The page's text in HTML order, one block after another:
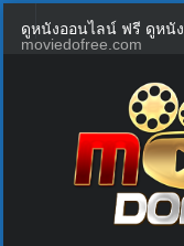
ดูหนังออนไลน์ ฟรี ดูหนั
moviedofree.com